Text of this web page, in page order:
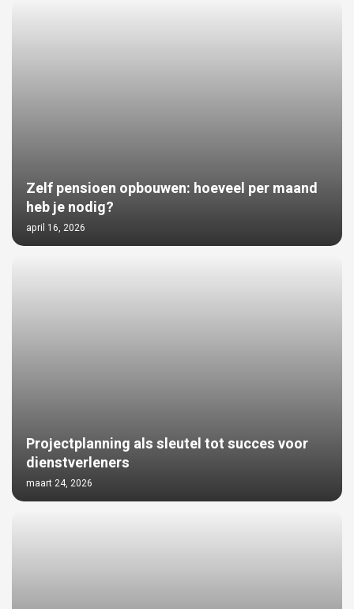
Zelf pensioen opbouwen: hoeveel per maand
heb je nodig?
april 16, 2026
Projectplanning als sleutel tot succes voor
dienstverleners
maart 24, 2026